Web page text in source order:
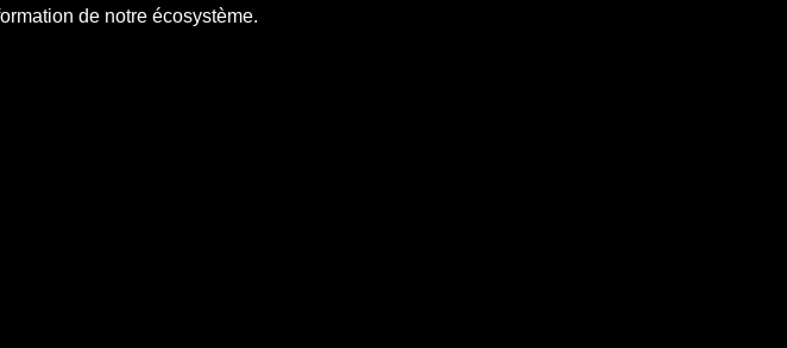
de notre écosystème.